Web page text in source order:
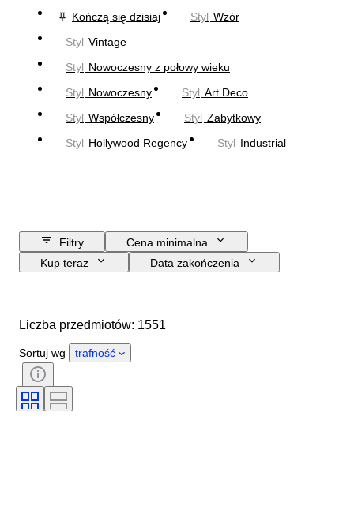
Kończą się dzisiaj
Styl Wzór
Styl Vintage
Styl Nowoczesny z połowy wieku
Styl Nowoczesny Styl Art Deco
Styl Współczesny Styl Zabytkowy
Styl Hollywood Regency Styl Industrial
Filtry
Cena minimalna
Kup teraz
Data zakończenia
Przedmiot
Kraj pochodzenia
Materiał
Okres
Tematyka
Podpis
Liczba przedmiotów: 1551
Sortuj wg trafność